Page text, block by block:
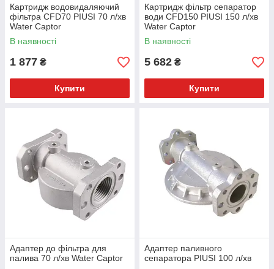
Картридж водовидаляючий
фільтра CFD70 PIUSI 70 л/хв
Water Сaptor
В наявності
1 877 ₴
Купити
Картридж фільтр сепаратор
води CFD150 PIUSI 150 л/хв
Water Captor
В наявності
5 682 ₴
Купити
Адаптер до фільтра для
палива 70 л/хв Water Captor
Адаптер паливного
сепаратора PIUSI 100 л/хв